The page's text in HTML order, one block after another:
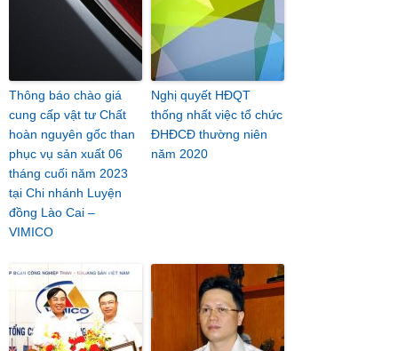
Thông báo chào giá
cung cấp vật tư Chất
hoàn nguyên gốc than
phục vụ sản xuất 06
tháng cuối năm 2023
tại Chi nhánh Luyện
đồng Lào Cai –
VIMICO
Nghị quyết HĐQT
thống nhất việc tổ chức
ĐHĐCĐ thường niên
năm 2020